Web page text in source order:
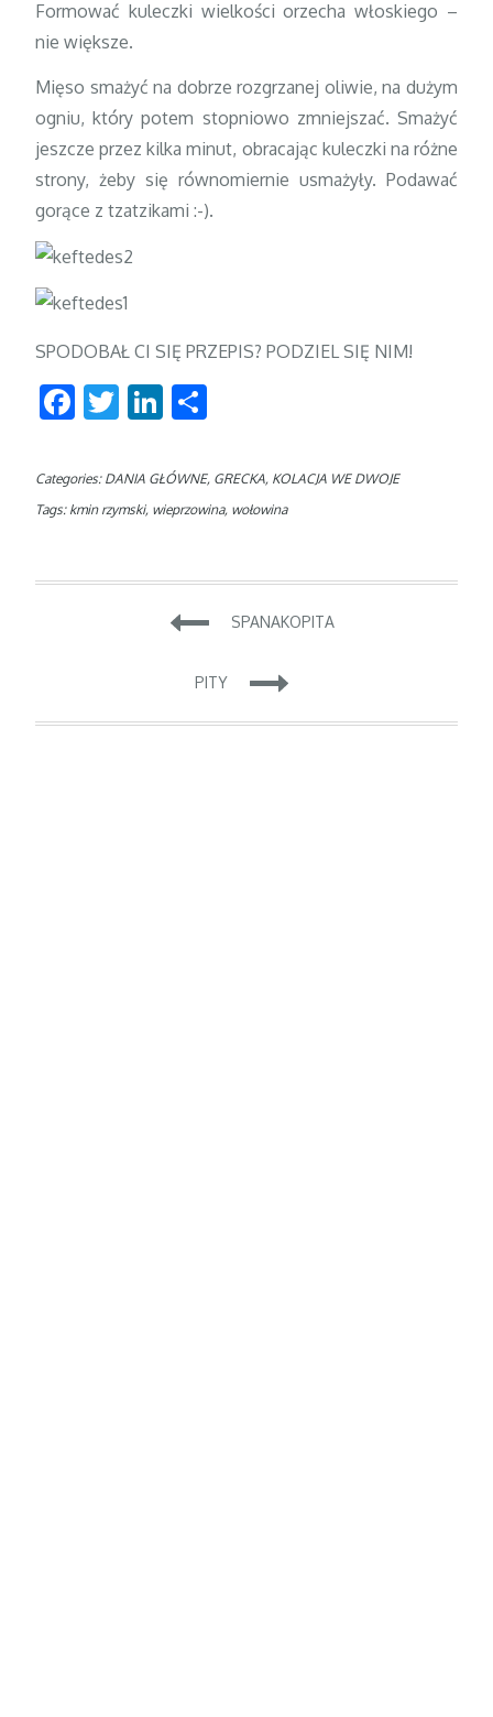
Formować kuleczki wielkości orzecha włoskiego –
nie większe.
Mięso smażyć na dobrze rozgrzanej oliwie, na dużym
ogniu, który potem stopniowo zmniejszać. Smażyć
jeszcze przez kilka minut, obracając kuleczki na różne
strony, żeby się równomiernie usmażyły. Podawać
gorące z tzatzikami :-).
SPODOBAŁ CI SIĘ PRZEPIS? PODZIEL SIĘ NIM!
Facebook
TwitterLinkedIn
Categories: DANIA GŁÓWNE, GRECKA, KOLACJA WE DWOJE
Tags: kmin rzymski, wieprzowina, wołowina
Zobacz
SPANAKOPITA
PITY